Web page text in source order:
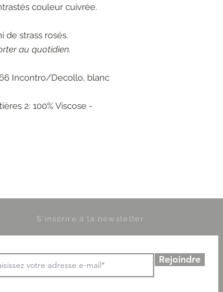
couleur cuivrée.
de strass rosés.
au quotidien.
Incontro/Decollo, blanc
2: 100% Viscose -
S'inscrire à la newsletter
Rejoindre